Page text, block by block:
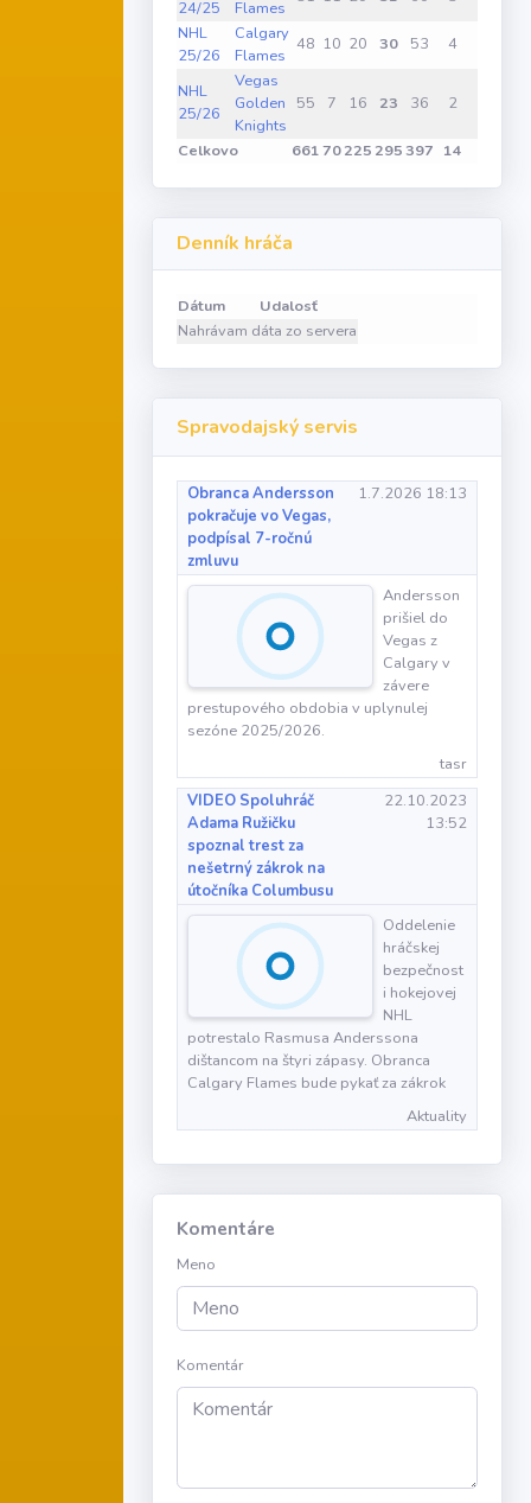
24/25
Flames
NHL
25/26
Calgary
Flames
48 10 20 30 53 4
NHL
25/26
Vegas
Golden
Knights
55 7 16 23 36 2
Celkovo 66170225 295397 14
Denník hráča
Dátum
Udalosť
Nahrávam dáta zo servera
Spravodajský servis
Obranca Andersson
pokračuje vo Vegas,
podpísal 7-ročnú
zmluvu
1.7.2026 18:13
Andersson
prišiel do
Vegas z
Calgary v
závere
prestupového obdobia v uplynulej
sezóne 2025/2026.
tasr
VIDEO Spoluhráč
Adama Ružičku
spoznal trest za
nešetrný zákrok na
útočníka Columbusu
22.10.2023
13:52
Oddelenie
hráčskej
bezpečnost
i hokejovej
NHL
potrestalo Rasmusa Anderssona
dištancom na štyri zápasy. Obranca
Calgary Flames bude pykať za zákrok
Aktuality
Komentáre
Meno
Komentár